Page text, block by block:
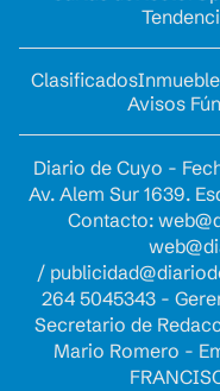
Clasificados
Avisos
Diario de Cuyo -
Av. Alem Sur 1639.
Contacto:
/
264 5045343 -
Secretario de
Mario Romero -